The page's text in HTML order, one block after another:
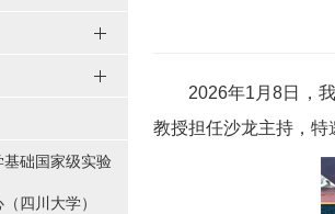
础国家级实验
四川大学）
2026年1月8日，
教授担任沙龙主持，特